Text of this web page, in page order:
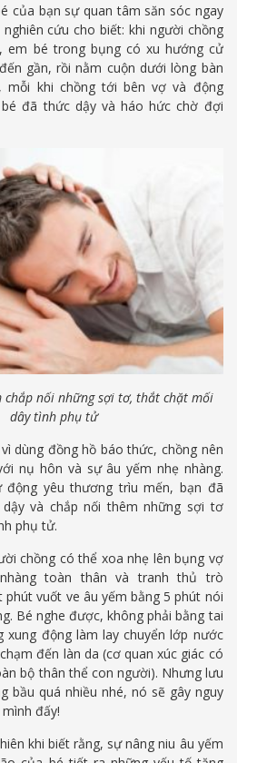
của bạn sự quan tâm săn sóc ngay
cứu cho biết: khi người chồng
em bé trong bụng có xu hướng cử
gần, rồi nằm cuộn dưới lòng bàn
mỗi khi chồng tới bên vợ và động
đã thức dậy và háo hức chờ đợi
chắp nối những sợi tơ, thắt chặt mối
dây tình phụ tử
dùng đồng hồ báo thức, chồng nên
nụ hôn và sự âu yếm nhẹ nhàng.
động yêu thương trìu mến, bạn đã
và chắp nối thêm những sợi tơ
phụ tử.
chồng có thể xoa nhẹ lên bụng vợ
toàn thân và tranh thủ trò
phút vuốt ve âu yếm bằng 5 phút nói
Bé nghe được, không phải bằng tai
xung động làm lay chuyển lớp nước
đến làn da (cơ quan xúc giác có
bộ thân thể con người). Nhưng lưu
bầu quá nhiều nhé, nó sẽ gây nguy
đấy!
khi biết rằng, sự nâng niu âu yếm